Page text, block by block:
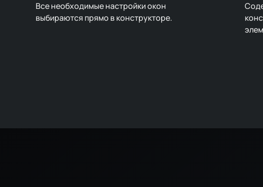
Все необходимые настройки окон
выбираются прямо в конструкторе.